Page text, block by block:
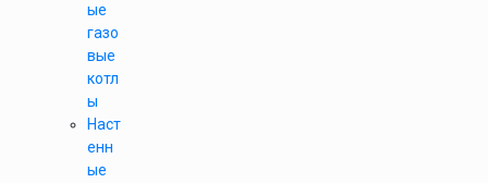
ые
газо
вые
котл
ы
Наст
енн
ые